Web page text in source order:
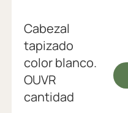
Cabezal
tapizado
color blanco.
OUVR
cantidad